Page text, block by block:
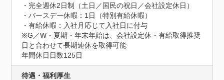
・完全週休2日制（土日／国民の祝日／会社設定休日）
・バースデー休暇：1日（特別有給休暇）
・有給休暇：入社月応じて入社日に付与
※G／W・夏期・年末年始は、会社設定休・有給取得推奨
日と合わせて長期連休を取得可能
年間休日日数125日
待遇・福利厚生